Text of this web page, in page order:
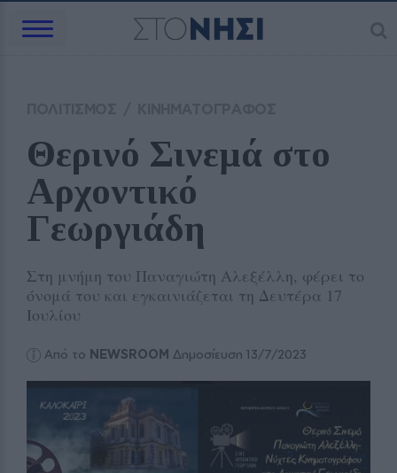
Θερινό Σινεμά στο
Αρχοντικό
Γεωργιάδη
Στη μνήμη του Παναγιώτη Αλεξέλλη, φέρει το
όνομά του και εγκαινιάζεται τη Δευτέρα 17
Ιουλίου
Από το NEWSROOM Δημοσίευση 13/7/2023